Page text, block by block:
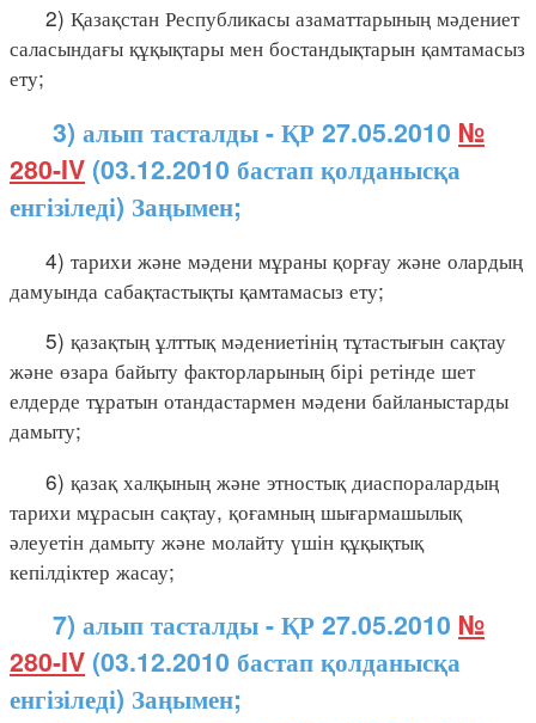
2) Қазақстан Республикасы азаматтарының мәдениет
саласындағы құқықтары мен бостандықтарын қамтамасыз
ету;
3) алып тасталды - ҚР 27.05.2010 №
280-IV (03.12.2010 бастап қолданысқа
енгізіледі) Заңымен;
4) тарихи және мәдени мұраны қорғау және олардың
дамуында сабақтастықты қамтамасыз ету;
5) қазақтың ұлттық мәдениетінің тұтастығын сақтау
және өзара байыту факторларының бірі ретінде шет
елдерде тұратын отандастармен мәдени байланыстарды
дамыту;
6) қазақ халқының және этностық диаспоралардың
тарихи мұрасын сақтау, қоғамның шығармашылық
әлеуетін дамыту және молайту үшін құқықтық
кепілдіктер жасау;
7) алып тасталды - ҚР 27.05.2010 №
280-IV (03.12.2010 бастап қолданысқа
енгізіледі) Заңымен;